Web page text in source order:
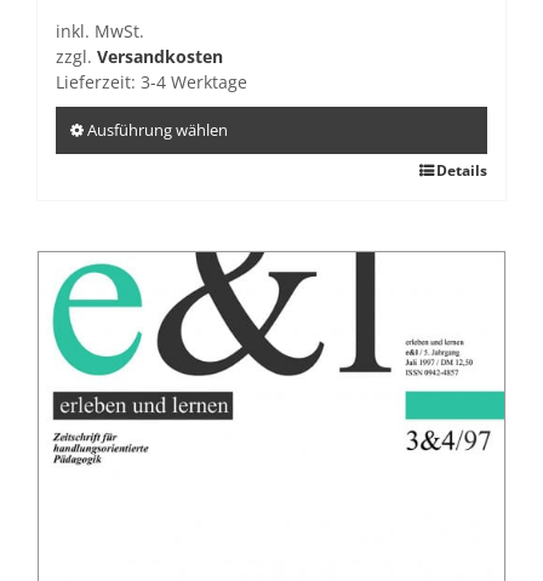
inkl. MwSt.
zzgl. Versandkosten
Lieferzeit: 3-4 Werktage
Ausführung wählen
mehrere
Varianten
auf.
Die
Optionen
können
auf
der
Details